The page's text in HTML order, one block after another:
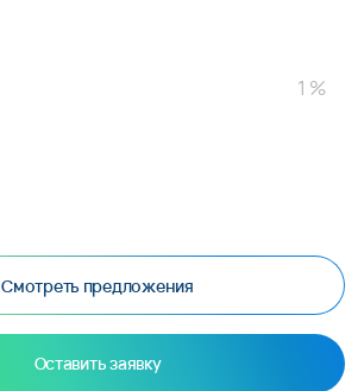
Смотреть предложения
Оставить заявку